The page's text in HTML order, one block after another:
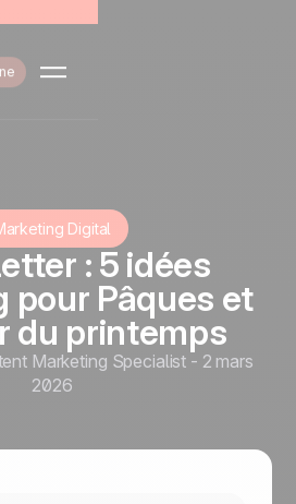
Digital
: 5 idées
pour Pâques et
du printemps
Marketing Specialist - 2 mars
2026